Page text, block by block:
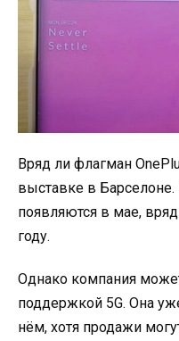
Вряд ли флагман
выставке в
появляются в мае,
году.
Однако компания
поддержкой 5G. Она
нём, хотя продажи